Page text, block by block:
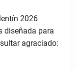
2026
diseñada para
agraciado: